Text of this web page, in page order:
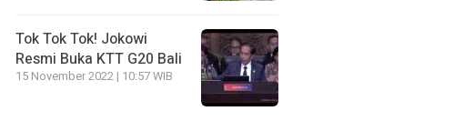
Tok Tok Tok! Jokowi
Resmi Buka KTT G20 Bali
15 November 2022 | 10:57 WIB